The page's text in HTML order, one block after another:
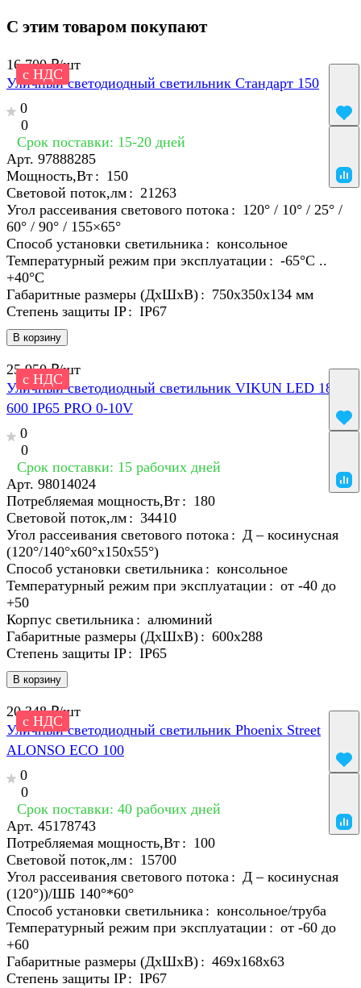
С этим товаром покупают
с НДС
16 700 ₽/шт
Уличный светодиодный светильник Стандарт 150
0
0
Срок поставки: 15-20 дней
Арт. 97888285
В корзину
Мощность,Вт : 150
Световой поток,лм : 21263
Угол рассеивания светового потока : 120° / 10° / 25° /
60° / 90° / 155×65°
Способ установки светильника : консольное
Температурный режим при эксплуатации : -65°С ..
+40°C
Габаритные размеры (ДхШхВ) : 750х350х134 мм
Степень защиты IP : IP67
с НДС
25 950 ₽/шт
Уличный светодиодный светильник VIKUN LED 180 -
600 IP65 PRO 0-10V
0
0
Срок поставки: 15 рабочих дней
Арт. 98014024
В корзину
Потребляемая мощность,Вт : 180
Световой поток,лм : 34410
Угол рассеивания светового потока : Д – косинусная
(120°/140°х60°х150x55°)
Способ установки светильника : консольное
Температурный режим при эксплуатации : от -40 до
+50
Корпус светильника : алюминий
Габаритные размеры (ДхШхВ) : 600x288
Степень защиты IP : IP65
с НДС
20 348 ₽/шт
Уличный светодиодный светильник Phoenix Street
ALONSO ECO 100
0
0
Срок поставки: 40 рабочих дней
Арт. 45178743
Потребляемая мощность,Вт : 100
Световой поток,лм : 15700
Угол рассеивания светового потока : Д – косинусная
(120°))/ШБ 140°*60°
Способ установки светильника : консольное/труба
Температурный режим при эксплуатации : от -60 до
+60
Габаритные размеры (ДхШхВ) : 469x168x63
Степень защиты IP : IP67